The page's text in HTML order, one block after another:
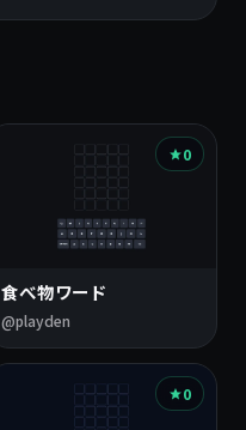
0
食べ物ワード
@playden
0